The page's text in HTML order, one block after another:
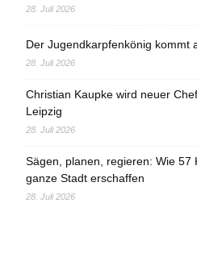
28. Juli 2026
Der Jugendkarpfenkönig kommt
28. Juli 2026
Christian Kaupke wird neuer
Leipzig
28. Juli 2026
Sägen, planen, regieren: Wie 57
ganze Stadt erschaffen
28. Juli 2026